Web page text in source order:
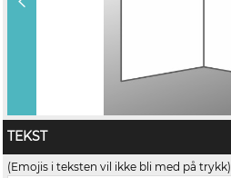
TEKST
(Emojis i teksten vil ikke bli med på trykk)